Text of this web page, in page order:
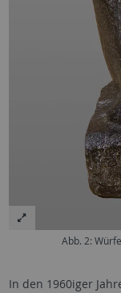
Abb. 2:
In den 1960iger